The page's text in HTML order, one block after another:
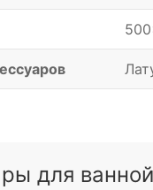
для ванной